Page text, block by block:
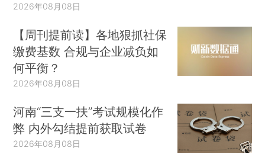
2026年08月08日
【周刊提前读】各地狠抓社保
缴费基数 合规与企业减负如
何平衡？
2026年08月08日
河南“三支一扶”考试规模化作
弊 内外勾结提前获取试卷
2026年08月08日